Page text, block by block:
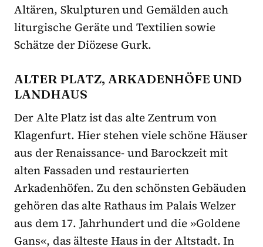
Altären, Skulpturen und Gemälden auch
liturgische Geräte und Textilien sowie
Schätze der Diözese Gurk.
ALTER PLATZ, ARKADENHÖFE UND
LANDHAUS
Der Alte Platz ist das alte Zentrum von
Klagenfurt. Hier stehen viele schöne Häuser
aus der Renaissance- und Barockzeit mit
alten Fassaden und restaurierten
Arkadenhöfen. Zu den schönsten Gebäuden
gehören das alte Rathaus im Palais Welzer
aus dem 17. Jahrhundert und die »Goldene
Gans«, das älteste Haus in der Altstadt. In